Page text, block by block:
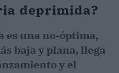
deprimida?
una no-óptima,
baja y plana, llega
y el